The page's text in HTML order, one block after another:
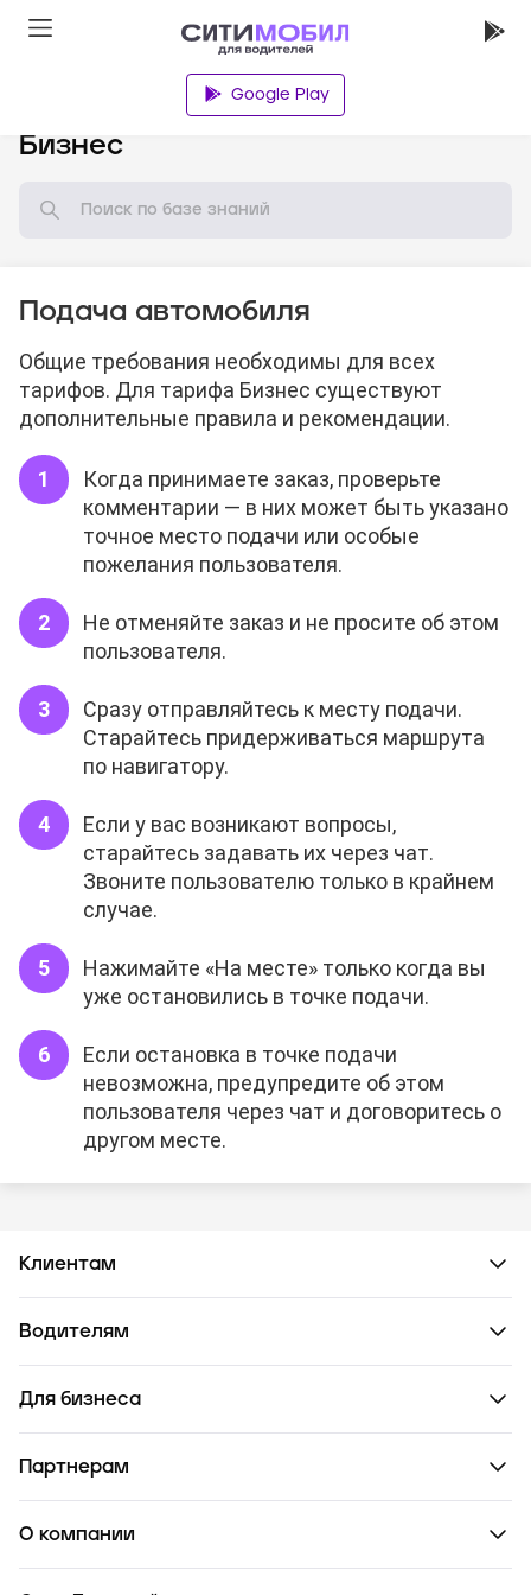
Google Play
Бизнес
Подача автомобиля
Общие требования необходимы для всех
тарифов. Для тарифа Бизнес существуют
дополнительные правила и рекомендации.
Когда принимаете заказ, проверьте
комментарии — в них может быть указано
точное место подачи или особые
пожелания пользователя.
Не отменяйте заказ и не просите об этом
пользователя.
Сразу отправляйтесь к месту подачи.
Старайтесь придерживаться маршрута
по навигатору.
Если у вас возникают вопросы,
старайтесь задавать их через чат.
Звоните пользователю только в крайнем
случае.
Нажимайте «На месте» только когда вы
уже остановились в точке подачи.
Если остановка в точке подачи
невозможна, предупредите об этом
пользователя через чат и договоритесь о
другом месте.
Клиентам
Водителям
Для бизнеса
Партнерам
О компании